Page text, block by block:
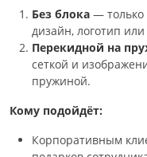
Без блока — только
дизайн, логотип
Перекидной на
сеткой и
пружиной.
Кому подойдёт:
Корпоративным